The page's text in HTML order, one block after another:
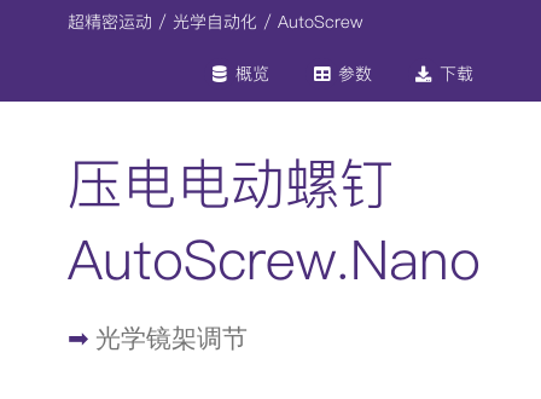
内
超精密运动 / 光学自动化 / AutoScrew
概览 参数 下载
压电电动螺钉
AutoScrew.Nano
➡ 光学镜架调节